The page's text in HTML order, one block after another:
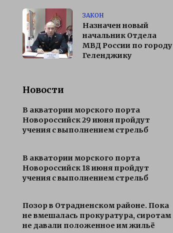
ЗАКОН
Назначен новый
начальник Отдела
МВД России по городу
Геленджику
Новости
В акватории морского порта
Новороссийск 29 июня пройдут
учения с выполнением стрельб
В акватории морского порта
Новороссийск 18 июня пройдут
учения с выполнением стрельб
Позор в Отрадненском районе. Пока
не вмешалась прокуратура, сиротам
не давали положенное им жильё